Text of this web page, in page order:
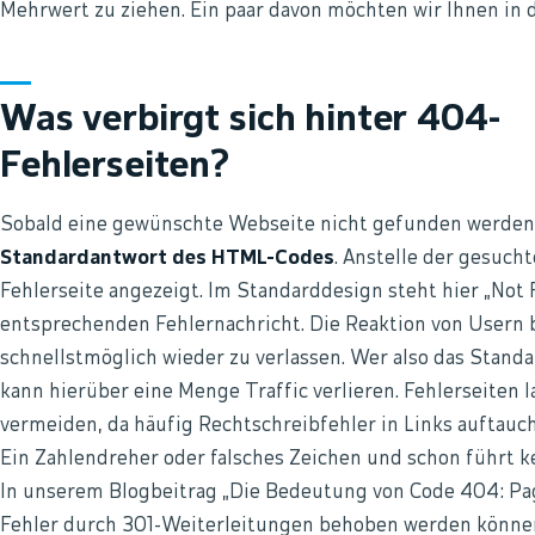
Mehrwert zu ziehen. Ein paar davon möchten wir Ihnen in
Was verbirgt sich hinter 404-
Fehlerseiten?
Sobald eine gewünschte Webseite nicht gefunden
Standardantwort des HTML-Codes. Anstelle der
Fehlerseite angezeigt. Im Standarddesign steht hier „Not
entsprechenden Fehlernachricht. Die Reaktion von
schnellstmöglich wieder zu verlassen. Wer also das
kann hierüber eine Menge Traffic verlieren. Fehlerseiten
vermeiden, da häufig Rechtschreibfehler in Links
Ein Zahlendreher oder falsches Zeichen und schon führt
In unserem Blogbeitrag „Die Bedeutung von Code 404:
Fehler durch 301-Weiterleitungen behoben werden